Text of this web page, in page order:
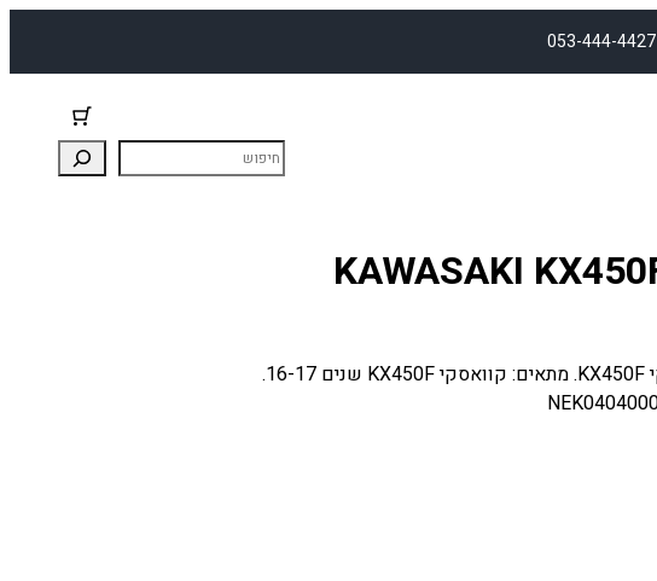
053-444-4427
סט אטמים חלופי מלא לאופנוע קוואסקי KX450F. מתאים: קוואסקי KX450F שנים 16-17.